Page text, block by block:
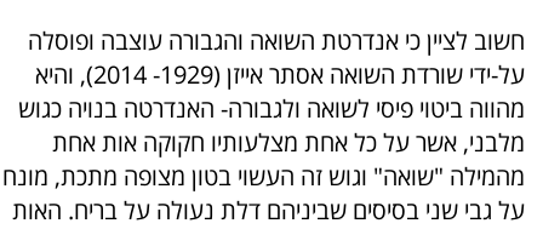
חשוב לציין כי אנדרטת השואה והגבורה עוצבה ופוסלה
על-ידי שורדת השואה אסתר אייזן (1929- 2014), והיא
מהווה ביטוי פיסי לשואה ולגבורה- האנדרטה בנויה כגוש
מלבני, אשר על כל אחת מצלעותיו חקוקה אות אחת
מהמילה "שואה" וגוש זה העשוי בטון מצופה מתכת, מונח
על גבי שני בסיסים שביניהם דלת נעולה על בריח. האות